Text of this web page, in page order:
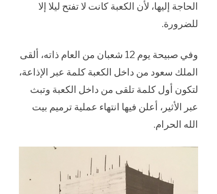
الحاجة إليها، لأن الكعبة كانت لا تفتح ليلا إلا
للضرورة.
وفي صبيحة يوم 12 شعبان من العام ذاته، ألقى
الملك سعود من داخل الكعبة كلمة عبر الإذاعة،
لتكون أول كلمة تلقى من داخل الكعبة وتبث
عبر الأثير، أعلن فيها انتهاء عملية ترميم بيت
الله الحرام.